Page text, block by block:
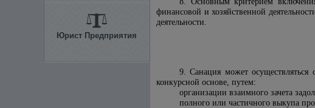
Юрист Предприятия
финансовой и хозяйственной
деятельности.
9. Санация может осуществляться
конкурсной основе, путем:
организации взаимного зачета
полного или частичного выкупа